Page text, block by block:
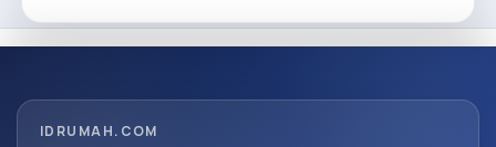
IDRUMAH.COM